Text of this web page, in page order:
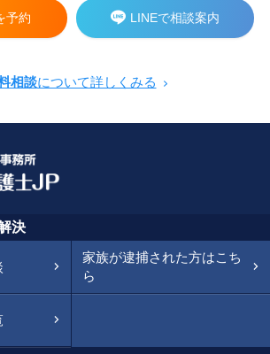
予約 LINEで相談案内
相談について詳しくみる
決
家族が逮捕された方はこち
ら